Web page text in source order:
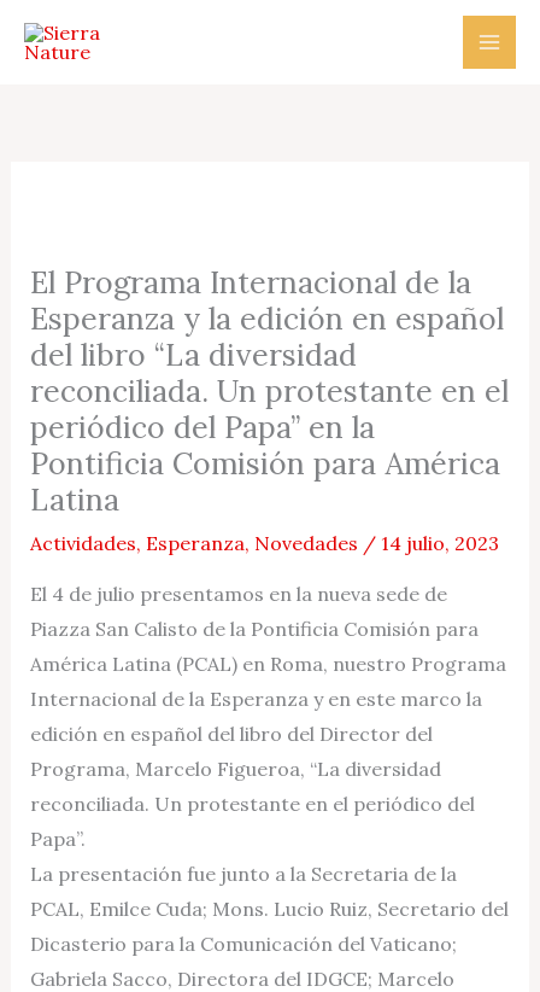
El Programa Internacional de la
Esperanza y la edición en español
del libro “La diversidad
reconciliada. Un protestante en el
periódico del Papa” en la
Pontificia Comisión para América
Latina
Actividades, Esperanza, Novedades / 14 julio, 2023
El 4 de julio presentamos en la nueva sede de
Piazza San Calisto de la Pontificia Comisión para
América Latina (PCAL) en Roma, nuestro Programa
Internacional de la Esperanza y en este marco la
edición en español del libro del Director del
Programa, Marcelo Figueroa, “La diversidad
reconciliada. Un protestante en el periódico del
Papa”.
La presentación fue junto a la Secretaria de la
PCAL, Emilce Cuda; Mons. Lucio Ruiz, Secretario del
Dicasterio para la Comunicación del Vaticano;
Gabriela Sacco, Directora del IDGCE; Marcelo